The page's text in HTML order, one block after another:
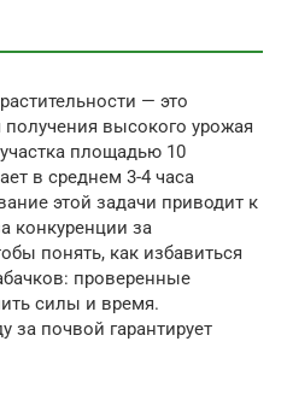
— это
высокого урожая
площадью 10
в среднем 3-4 часа
этой задачи приводит к
конкуренции за
понять, как избавиться
проверенные
силы и время.
за почвой гарантирует